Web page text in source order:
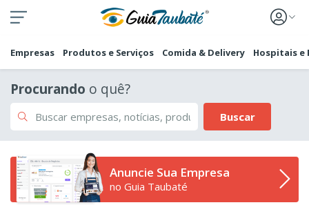
Empresas Produtos e Serviços Comida & Delivery Hospitais e
Procurando o quê?
Buscar
Anuncie Sua Empresa
no Guia Taubaté